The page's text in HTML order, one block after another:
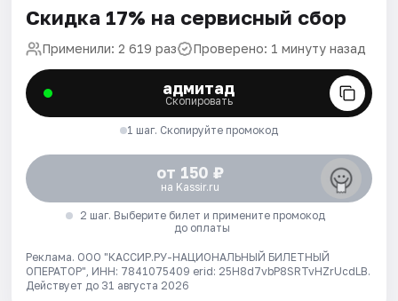
Скидка 17% на сервисный сбор
Применили: 2 619 раз Проверено: 1 минуту назад
адмитад
Скопировать
1 шаг. Скопируйте промокод
от 150 ₽
на Kassir.ru
2 шаг. Выберите билет и примените промокод
до оплаты
Реклама. ООО "КАССИР.РУ-НАЦИОНАЛЬНЫЙ БИЛЕТНЫЙ
ОПЕРАТОР", ИНН: 7841075409 erid: 25H8d7vbP8SRTvHZrUcdLB.
Действует до 31 августа 2026